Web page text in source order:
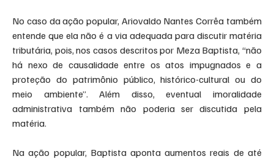
No caso da ação popular, Ariovaldo Nantes Corrêa também
entende que ela não é a via adequada para discutir matéria
tributária, pois, nos casos descritos por Meza Baptista, “não
há nexo de causalidade entre os atos impugnados e a
proteção do patrimônio público, histórico-cultural ou do
meio ambiente”. Além disso, eventual imoralidade
administrativa também não poderia ser discutida pela
matéria.
Na ação popular, Baptista aponta aumentos reais de até